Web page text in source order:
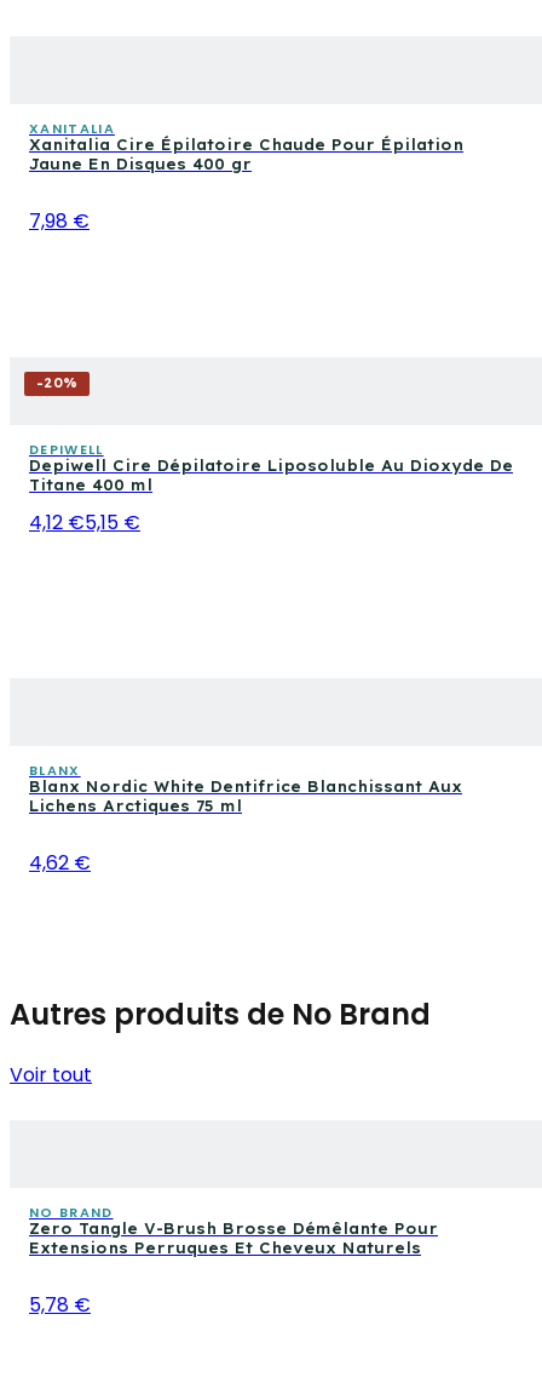
XANITALIA
Xanitalia Cire Épilatoire Chaude Pour Épilation
Jaune En Disques 400 gr
7,98 €
-20%
DEPIWELL
Depiwell Cire Dépilatoire Liposoluble Au Dioxyde De
Titane 400 ml
4,12 €5,15 €
BLANX
Blanx Nordic White Dentifrice Blanchissant Aux
Lichens Arctiques 75 ml
4,62 €
Autres produits de No Brand
Voir tout
NO BRAND
Zero Tangle V-Brush Brosse Démêlante Pour
Extensions Perruques Et Cheveux Naturels
5,78 €